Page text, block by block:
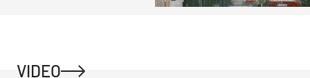
VIDEO